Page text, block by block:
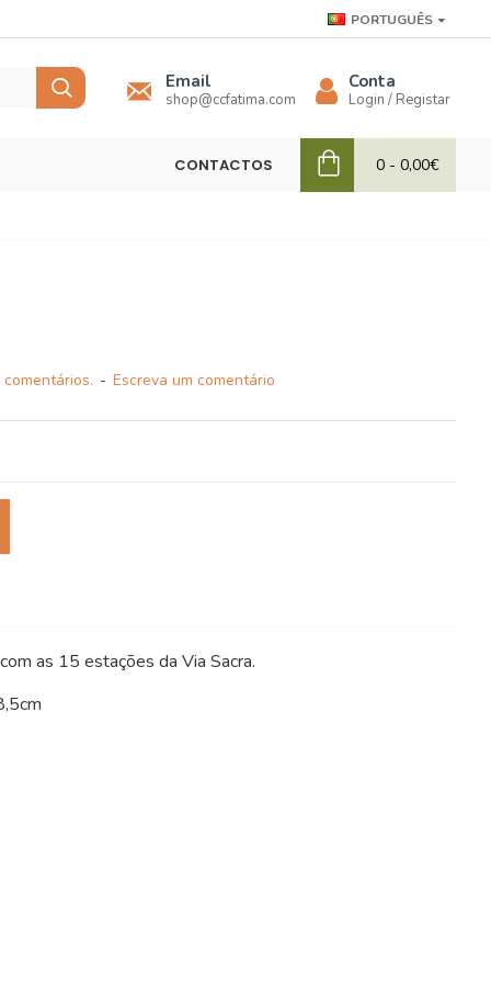
PORTUGUÊS
Email
shop@ccfatima.com
Conta
Login / Registar
CONTACTOS 0 - 0,00€
- Escreva um comentário
as 15 estações da Via Sacra.